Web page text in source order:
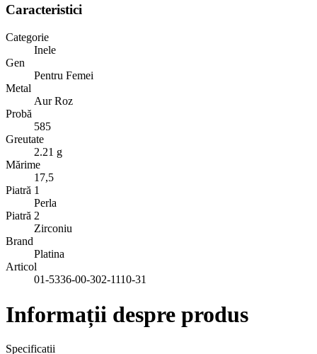
Caracteristici
Categorie
Inele
Gen
Pentru Femei
Metal
Aur Roz
Probă
585
Greutate
2.21 g
Mărime
17,5
Piatră 1
Perla
Piatră 2
Zirconiu
Brand
Platina
Articol
01-5336-00-302-1110-31
Informații despre produs
Specificatii